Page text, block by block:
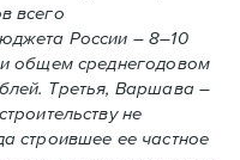
всего
России – 8–10
общем среднегодовом
Третья, Варшава –
не
строившее ее частное